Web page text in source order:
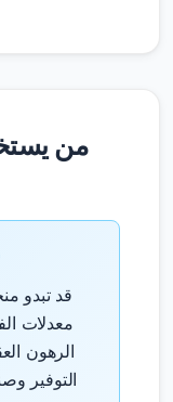
من
قد تبدو
معدلات
الرهون
التوفير